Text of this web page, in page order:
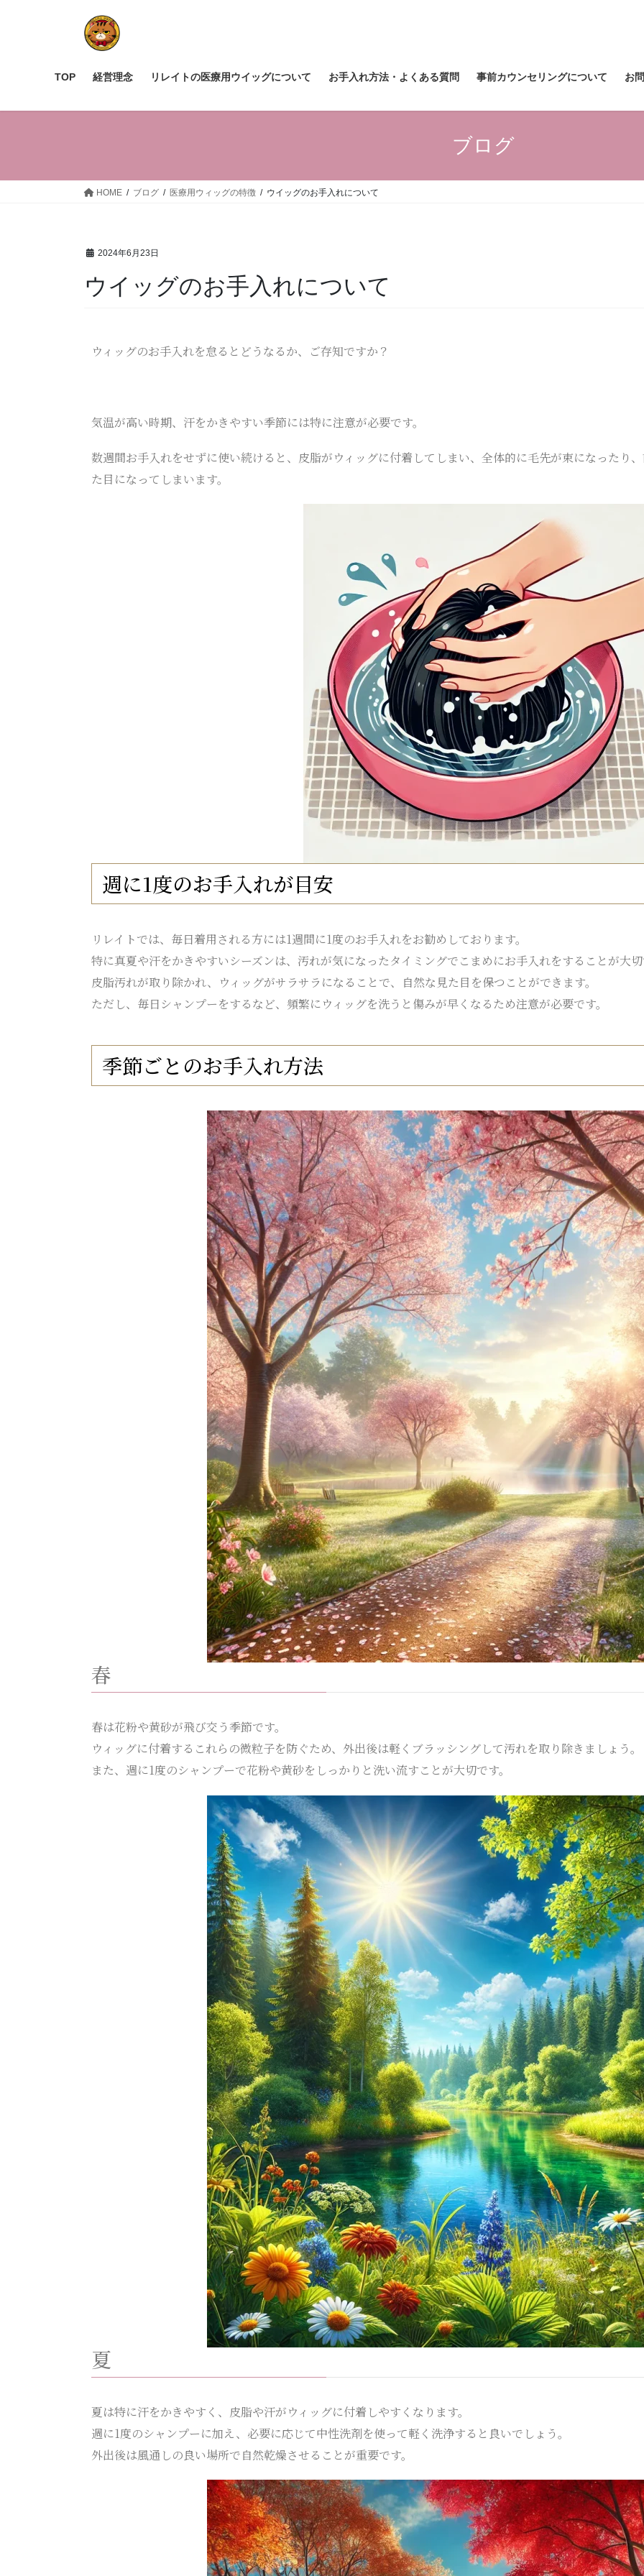
TOP 経営理念 リレイトの医療用ウイッグについて お手入れ方法・よくある質問 事前カウンセリングについて お
ブログ
HOME ブログ 医療用ウィッグの特徴 ウイッグのお手入れについて
2024年6月23日
ウイッグのお手入れについて
ウィッグのお手入れを怠るとどうなるか、ご存知ですか？
気温が高い時期、汗をかきやすい季節には特に注意が必要です。
数週間お手入れをせずに使い続けると、皮脂がウィッグに付着してしまい、全体的に毛先が束になったり
た目になってしまいます。
週に1度のお手入れが目安
リレイトでは、毎日着用される方には1週間に1度のお手入れをお勧めしております。
特に真夏や汗をかきやすいシーズンは、汚れが気になったタイミングでこまめにお手入れをすることが大
皮脂汚れが取り除かれ、ウィッグがサラサラになることで、自然な見た目を保つことができます。
ただし、毎日シャンプーをするなど、頻繁にウィッグを洗うと傷みが早くなるため注意が必要です。
季節ごとのお手入れ方法
春
春は花粉や黄砂が飛び交う季節です。
ウィッグに付着するこれらの微粒子を防ぐため、外出後は軽くブラッシングして汚れを取り除きましょう。
また、週に1度のシャンプーで花粉や黄砂をしっかりと洗い流すことが大切です。
夏
夏は特に汗をかきやすく、皮脂や汗がウィッグに付着しやすくなります。
週に1度のシャンプーに加え、必要に応じて中性洗剤を使って軽く洗浄すると良いでしょう。
外出後は風通しの良い場所で自然乾燥させることが重要です。